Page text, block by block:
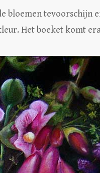
bloemen tevoorschijn
Het boeket komt